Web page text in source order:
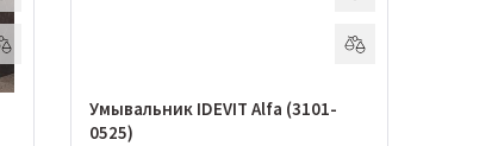
Умывальник IDEVIT Alfa (3101-
0525)